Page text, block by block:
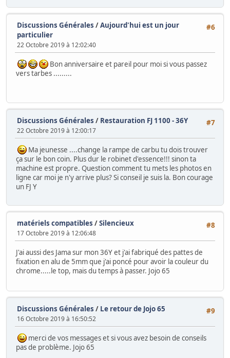
#6
Discussions Générales /Aujourd'hui est un jour
particulier
22 Octobre 2019 à 12:02:40
Bon anniversaire et pareil pour moi si vous passez
vers tarbes .........
#7
Discussions Générales / Restauration FJ 1100 - 36Y
22 Octobre 2019 à 12:00:17
Ma jeunesse ....change la rampe de carbu tu dois trouver
ça sur le bon coin. Plus dur le robinet d'essence!!! sinon ta
machine est propre. Question comment tu mets les photos en
ligne car moi je n'y arrive plus? Si conseil je suis la. Bon courage
un FJ Y
#8
matériels compatibles /Silencieux
17 Octobre 2019 à 12:06:48
J'ai aussi des Jama sur mon 36Y et j'ai fabriqué des pattes de
fixation en alu de 5mm que j'ai poncé pour avoir la couleur du
chrome.....le top, mais du temps à passer. Jojo 65
#9
Discussions Générales / Le retour de Jojo 65
16 Octobre 2019 à 16:50:52
merci de vos messages et si vous avez besoin de conseils
pas de problème. Jojo 65